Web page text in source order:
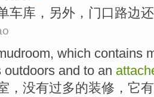
车库 ，另外，门口路边
, which contains
outdoors and to an
，没有过多的装修 ， 它有